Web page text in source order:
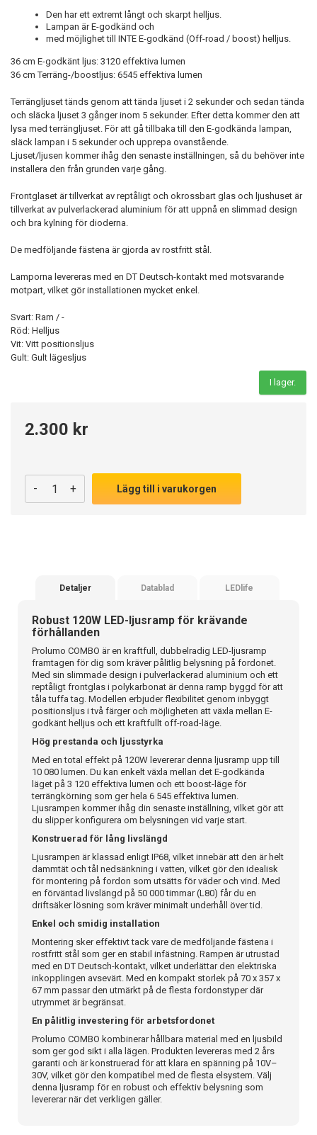
Den har ett extremt långt och skarpt helljus.
Lampan är E-godkänd och
med möjlighet till INTE E-godkänd (Off-road / boost) helljus.
36 cm E-godkänt ljus: 3120 effektiva lumen
36 cm Terräng-/boostljus: 6545 effektiva lumen
Terrängljuset tänds genom att tända ljuset i 2 sekunder och sedan tända
och släcka ljuset 3 gånger inom 5 sekunder. Efter detta kommer den att
lysa med terrängljuset. För att gå tillbaka till den E-godkända lampan,
släck lampan i 5 sekunder och upprepa ovanstående.
Ljuset/ljusen kommer ihåg den senaste inställningen, så du behöver inte
installera den från grunden varje gång.
Frontglaset är tillverkat av reptåligt och okrossbart glas och ljushuset är
tillverkat av pulverlackerad aluminium för att uppnå en slimmad design
och bra kylning för dioderna.
De medföljande fästena är gjorda av rostfritt stål.
Lamporna levereras med en DT Deutsch-kontakt med motsvarande
motpart, vilket gör installationen mycket enkel.
Svart: Ram / -
Röd: Helljus
Vit: Vitt positionsljus
Gult: Gult lägesljus
I lager.
2.300 kr
- + Lägg till i varukorgen
Detaljer Datablad LEDlife
Robust 120W LED-ljusramp för krävande
förhållanden
Prolumo COMBO är en kraftfull, dubbelradig LED-ljusramp
framtagen för dig som kräver pålitlig belysning på fordonet.
Med sin slimmade design i pulverlackerad aluminium och ett
reptåligt frontglas i polykarbonat är denna ramp byggd för att
tåla tuffa tag. Modellen erbjuder flexibilitet genom inbyggt
positionsljus i två färger och möjligheten att växla mellan E-
godkänt helljus och ett kraftfullt off-road-läge.
Hög prestanda och ljusstyrka
Med en total effekt på 120W levererar denna ljusramp upp till
10 080 lumen. Du kan enkelt växla mellan det E-godkända
läget på 3 120 effektiva lumen och ett boost-läge för
terrängkörning som ger hela 6 545 effektiva lumen.
Ljusrampen kommer ihåg din senaste inställning, vilket gör att
du slipper konfigurera om belysningen vid varje start.
Konstruerad för lång livslängd
Ljusrampen är klassad enligt IP68, vilket innebär att den är helt
dammtät och tål nedsänkning i vatten, vilket gör den idealisk
för montering på fordon som utsätts för väder och vind. Med
en förväntad livslängd på 50 000 timmar (L80) får du en
driftsäker lösning som kräver minimalt underhåll över tid.
Enkel och smidig installation
Montering sker effektivt tack vare de medföljande fästena i
rostfritt stål som ger en stabil infästning. Rampen är utrustad
med en DT Deutsch-kontakt, vilket underlättar den elektriska
inkopplingen avsevärt. Med en kompakt storlek på 70 x 357 x
67 mm passar den utmärkt på de flesta fordonstyper där
utrymmet är begränsat.
En pålitlig investering för arbetsfordonet
Prolumo COMBO kombinerar hållbara material med en ljusbild
som ger god sikt i alla lägen. Produkten levereras med 2 års
garanti och är konstruerad för att klara en spänning på 10V–
30V, vilket gör den kompatibel med de flesta elsystem. Välj
denna ljusramp för en robust och effektiv belysning som
levererar när det verkligen gäller.